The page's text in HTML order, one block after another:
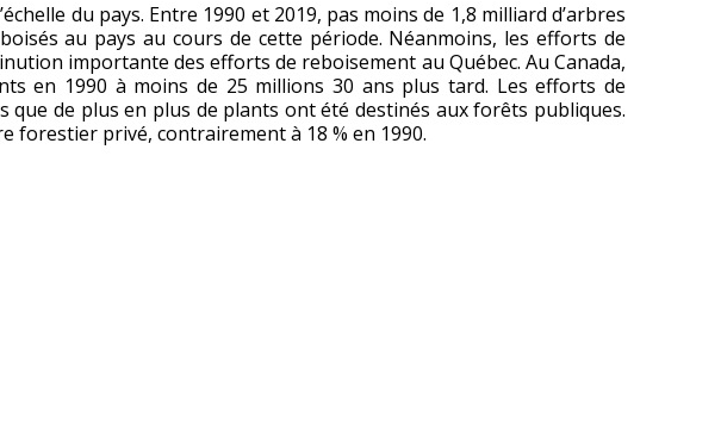
du pays. Entre 1990 et 2019, pas moins de 1,8 milliard d’arbres
au pays au cours de cette période. Néanmoins, les efforts de
importante des efforts de reboisement au Québec. Au Canada,
en 1990 à moins de 25 millions 30 ans plus tard. Les efforts de
de plus en plus de plants ont été destinés aux forêts publiques.
forestier privé, contrairement à 18 % en 1990.